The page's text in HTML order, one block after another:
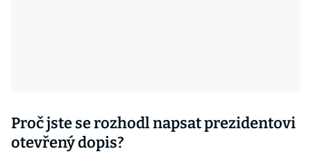
Proč jste se rozhodl napsat prezidentovi
otevřený dopis?